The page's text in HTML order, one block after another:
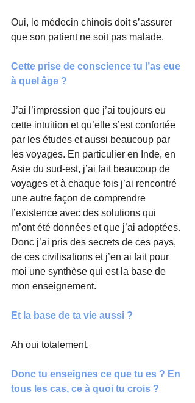
Oui, le médecin chinois doit s’assurer
que son patient ne soit pas malade.
Cette prise de conscience tu l’as eue
à quel âge ?
J’ai l’impression que j’ai toujours eu
cette intuition et qu’elle s’est confortée
par les études et aussi beaucoup par
les voyages. En particulier en Inde, en
Asie du sud-est, j’ai fait beaucoup de
voyages et à chaque fois j’ai rencontré
une autre façon de comprendre
l’existence avec des solutions qui
m’ont été données et que j’ai adoptées.
Donc j’ai pris des secrets de ces pays,
de ces civilisations et j’en ai fait pour
moi une synthèse qui est la base de
mon enseignement.
Et la base de ta vie aussi ?
Ah oui totalement.
Donc tu enseignes ce que tu es ? En
tous les cas, ce à quoi tu crois ?